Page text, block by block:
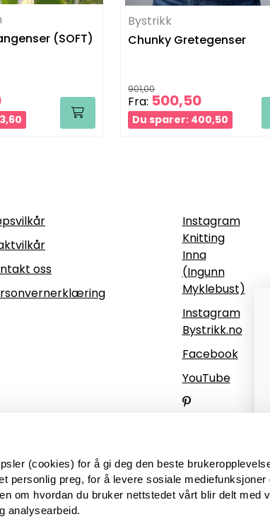
(cookies) for å gi deg den beste
personlig preg, for å levere sosiale mediefunksjoner
om hvordan du bruker nettstedet vårt blir delt med
analysearbeid.
(SOFT)
Bystrikk
Chunky Gretegenser
901,00
Fra: 500,50
Du sparer: 400,50
oss
Instagram
Knitting
Inna
(Ingunn
Myklebust)
Instagram
Bystrikk.no
Facebook
YouTube